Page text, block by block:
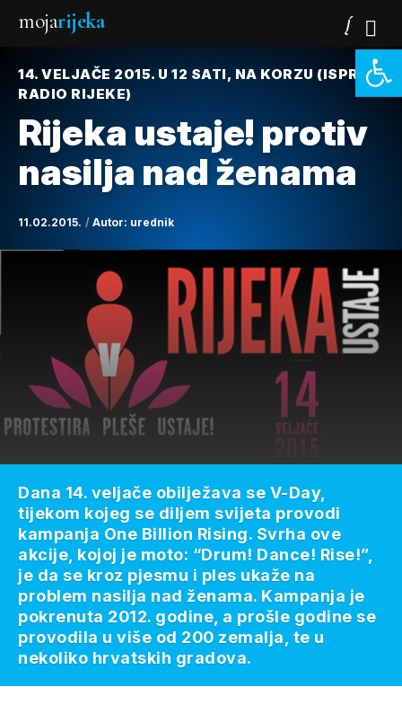
mojarijeka
14. VELJAČE 2015. U 12 SATI, NA KORZU (ISPRED
RADIO RIJEKE)
Rijeka ustaje! protiv
nasilja nad ženama
11.02.2015. Autor: urednik
Dana 14. veljače obilježava se V-Day,
tijekom kojeg se diljem svijeta provodi
kampanja One Billion Rising. Svrha ove
akcije, kojoj je moto: “Drum! Dance! Rise!”,
je da se kroz pjesmu i ples ukaže na
problem nasilja nad ženama. Kampanja je
pokrenuta 2012. godine, a prošle godine se
provodila u više od 200 zemalja, te u
nekoliko hrvatskih gradova.